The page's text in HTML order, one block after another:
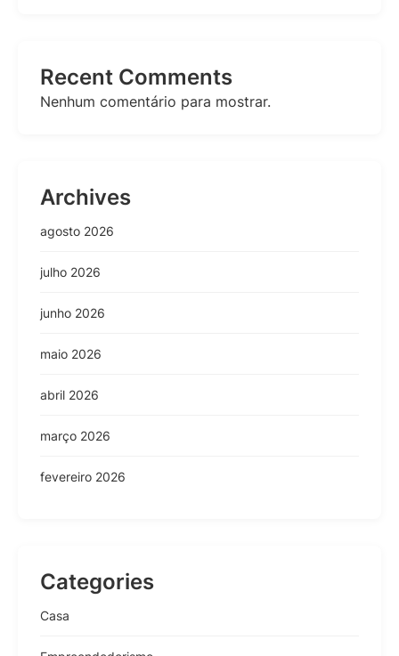
Recent Comments
Nenhum comentário para mostrar.
Archives
agosto 2026
julho 2026
junho 2026
maio 2026
abril 2026
março 2026
fevereiro 2026
Categories
Casa